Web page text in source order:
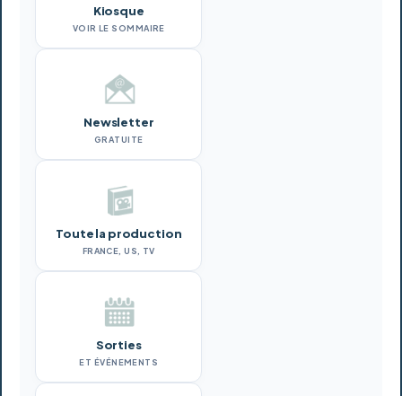
Kiosque
VOIR LE SOMMAIRE
Newsletter
GRATUITE
Toute la production
FRANCE, US, TV
Sorties
ET ÉVÉNEMENTS